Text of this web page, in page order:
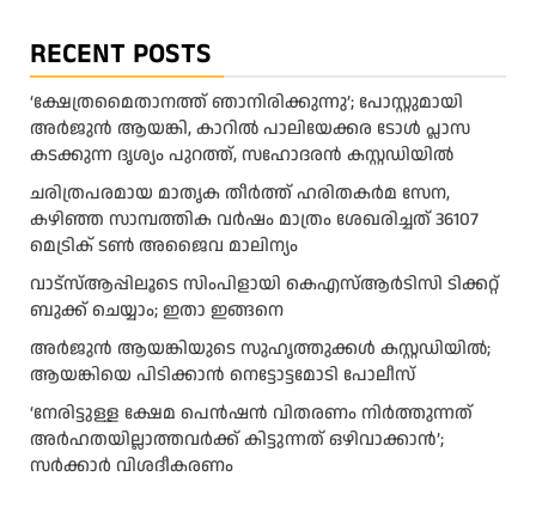
RECENT POSTS
‘ക്ഷേത്രമൈതാനത്ത് ഞാനിരിക്കുന്നു’; പോസ്റ്റുമായി
അർജുൻ ആയങ്കി, കാറിൽ പാലിയേക്കര ടോൾ പ്ലാസ
കടക്കുന്ന ദൃശ്യം പുറത്ത്, സഹോദരൻ കസ്റ്റഡിയിൽ
ചരിത്രപരമായ മാതൃക തീര്‍ത്ത് ഹരിതകര്‍മ സേന,
കഴിഞ്ഞ സാമ്പത്തിക വര്‍ഷം മാത്രം ശേഖരിച്ചത് 36107
മെട്രിക് ടണ്‍ അജൈവ മാലിന്യം
വാട്‌സ്ആപ്പിലൂടെ സിംപിളായി കെഎസ്ആര്‍ടിസി ടിക്കറ്റ്
ബുക്ക് ചെയ്യാം; ഇതാ ഇങ്ങനെ
അർജുൻ ആയങ്കിയുടെ സുഹൃത്തുക്കൾ കസ്റ്റഡിയിൽ;
ആയങ്കിയെ പിടിക്കാൻ നെട്ടോട്ടമോടി പോലീസ്
‘നേരിട്ടുള്ള ക്ഷേമ പെൻഷൻ വിതരണം നി‍‍ർത്തുന്നത്
അർഹതയില്ലാത്തവർക്ക് കിട്ടുന്നത് ഒഴിവാക്കാൻ’;
സർക്കാ‍ർ വിശദീകരണം